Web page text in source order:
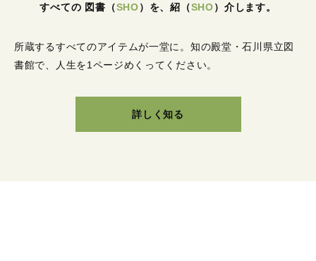
すべての 図書 （SHO） を、紹 （SHO） 介します。
所蔵するすべてのアイテムが一堂に。 知の殿堂・石川県立図
書館で、人生を1ページめくってください。
詳しく知る